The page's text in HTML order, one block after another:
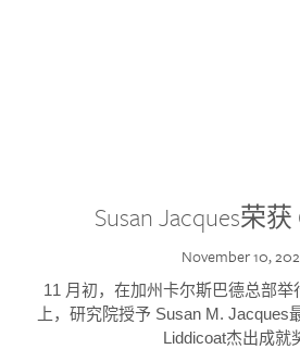
Susan Jacques荣
November 10,
11 月初，在加州卡尔斯巴德总部举
上，研究院授予 Susan M.
Liddicoat杰出成就